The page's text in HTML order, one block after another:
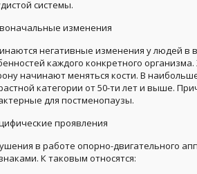
системы.
изменения
негативные изменения у людей в
каждого конкретного
начинают меняться кости. В
категории от 50-ти лет и выше.
для постменопаузы.
проявления
в работе опорно-двигательного
К таковым относятся: